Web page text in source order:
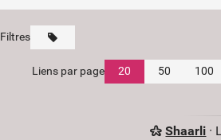
Filtres
Liens par page 20 50 100
Shaarli ·